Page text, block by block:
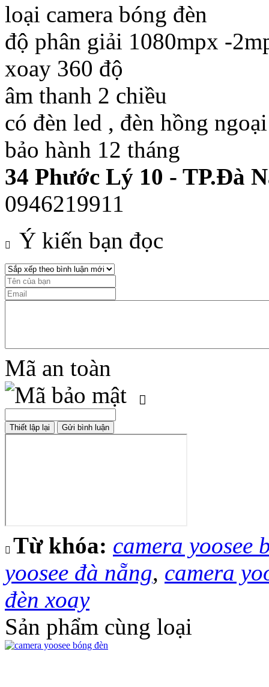
loại camera bóng đèn
độ phân giải 1080mpx -
xoay 360 độ
âm thanh 2 chiều
có đèn led , đèn hồng ngoại
bảo hành 12 tháng
34 Phước Lý 10 - TP.Đà
0946219911
Ý kiến bạn đọc
Mã an toàn
Từ khóa: camera yoosee
yoosee đà nẵng, camera
đèn xoay
Sản phẩm cùng loại